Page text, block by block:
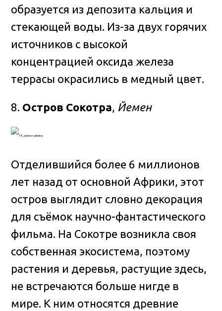
образуется из депозита кальция и
стекающей воды. Из-за двух горячих
источников с высокой
концентрацией оксида железа
террасы окрасились в медный цвет.
8. Остров Сокотра, Йемен
Отделившийся более 6 миллионов
лет назад от основной Африки, этот
остров выглядит словно декорация
для съёмок научно-фантастического
фильма. На Сокотре возникла своя
собственная экосистема, поэтому
растения и деревья, растущие здесь,
не встречаются больше нигде в
мире. К ним относятся древние